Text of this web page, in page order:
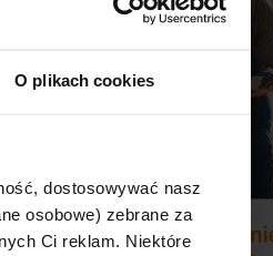
O plikach cookies
dostosowywać nasz
osobowe) zebrane za
Ci reklam. Niektóre